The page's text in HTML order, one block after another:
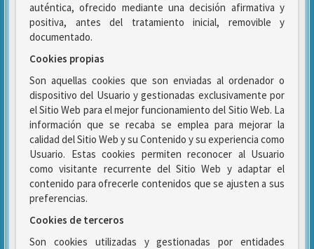
auténtica, ofrecido mediante una decisión afirmativa y
positiva, antes del tratamiento inicial, removible y
documentado.
Cookies propias
Son aquellas cookies que son enviadas al ordenador o
dispositivo del Usuario y gestionadas exclusivamente por
el Sitio Web para el mejor funcionamiento del Sitio Web. La
información que se recaba se emplea para mejorar la
calidad del Sitio Web y su Contenido y su experiencia como
Usuario. Estas cookies permiten reconocer al Usuario
como visitante recurrente del Sitio Web y adaptar el
contenido para ofrecerle contenidos que se ajusten a sus
preferencias.
Cookies de terceros
Son cookies utilizadas y gestionadas por entidades